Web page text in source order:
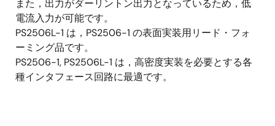
また，出力がダーリントン出力となっているため，低
電流入力が可能です。
PS2506L-1 は，PS2506-1 の表面実装用リード・フォ
ーミング品です。
PS2506-1, PS2506L-1 は，高密度実装を必要とする各
種インタフェース回路に最適です。